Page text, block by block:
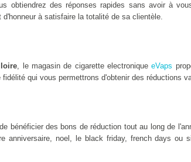
obtiendrez des réponses rapides sans avoir à
d'honneur à satisfaire la totalité de sa clientèle.
, le magasin de cigarette electroniqueeVaps
qui vous permettrons d'obtenir des réductions
bénéficier des bons de réduction tout au long de
anniversaire, noel, le black friday, french days ou